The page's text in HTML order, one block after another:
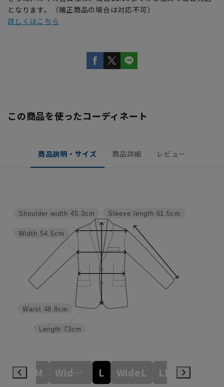
となります。（補正商品の場合は対応不可）
詳しくはこちら
この商品を使ったコーディネート
商品説明・サイズ 商品詳細 レビュー
Sleeve length 61.5cm
Length 73cm
Waist 48.8cm
Width 54.5cm
Shoulder width 45.3cm
M WideM L WideL LL